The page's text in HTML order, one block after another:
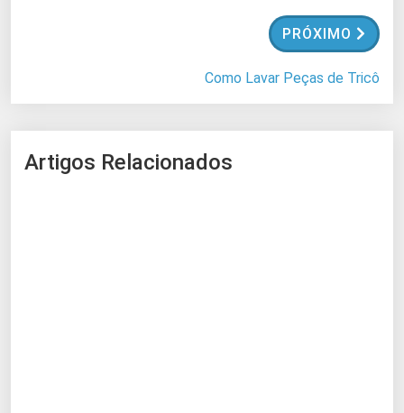
PRÓXIMO
Como Lavar Peças de Tricô
Artigos Relacionados